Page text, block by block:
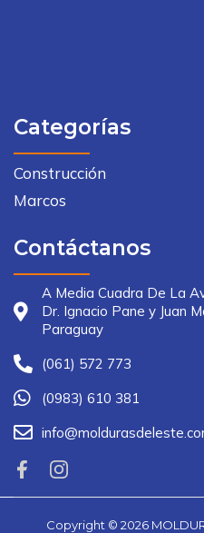
Categorías
Construcción
Marcos
Contáctanos
A Media Cuadra De La
Dr. Ignacio Pane y Juan
Paraguay
(061) 572 773
(0983) 610 381
Copyright © 2026